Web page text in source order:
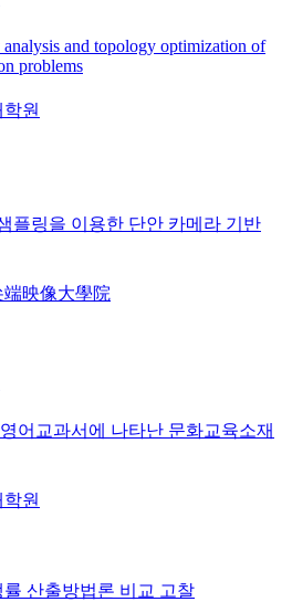
and topology optimization of
problems
원
플링을 이용한 단안 카메라 기반
映像大學院
어교과서에 나타난 문화교육소재
원
산출방법론 비교 고찰